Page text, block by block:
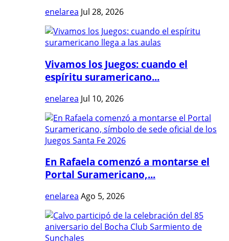
enelarea Jul 28, 2026
Vivamos los Juegos: cuando el
espíritu suramericano...
enelarea Jul 10, 2026
En Rafaela comenzó a montarse el
Portal Suramericano,...
enelarea Ago 5, 2026